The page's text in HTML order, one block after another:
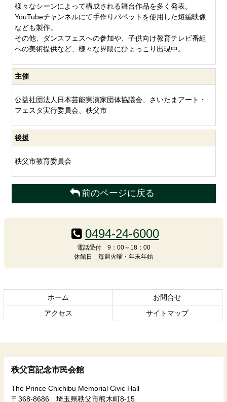
様々なシーンによって構成される舞台作品を多く発表。
YouTubeチャンネルにて手作りパペットを使用した短編映像
なども製作。
その他、ダンスフェスへの参加や、子供向け教育テレビ番組
への美術提供など、様々な界隈にひょっこり出現中。
主催
公益社団法人日本芸能実演家団体協議会、さいたまアート・
フェスタ実行委員会、秩父市
後援
秩父市教育委員会
前のページに戻る
本
の
へ
る
頭
戻
0494-24-6000
電話受付 9：00～18：00
休館日 毎週火曜・年末年始
ホーム
お問合せ
アクセス
サイトマップ
秩父宮記念市民会館
The Prince Chichibu Memorial Civic Hall
〒368-8686 埼玉県秩父市熊木町8-15